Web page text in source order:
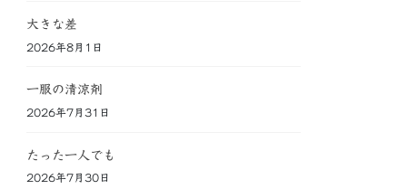
大きな差
2026年8月1日
一服の清涼剤
2026年7月31日
たった一人でも
2026年7月30日